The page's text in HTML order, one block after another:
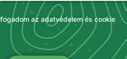
az adatvédelem és cookie